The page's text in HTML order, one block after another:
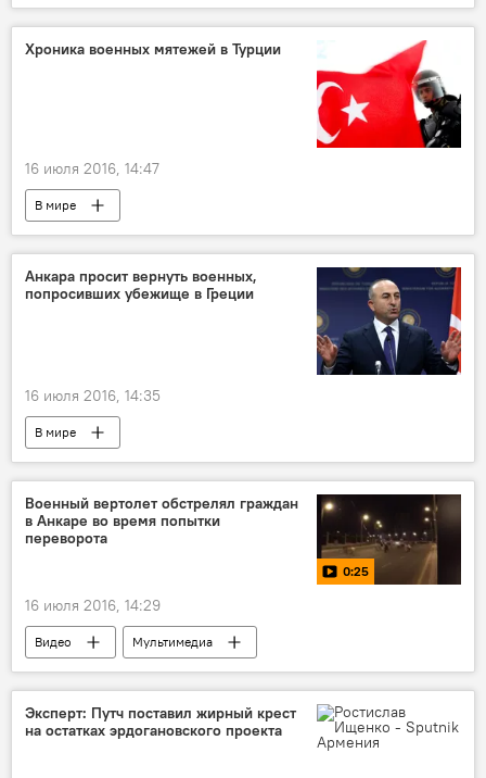
Попытка военного переворота в Турции
Хроника военных мятежей в Турции
16 июля 2016, 14:47
В мире
Попытка военного переворота в Турции
Анкара просит вернуть военных,
попросивших убежище в Греции
16 июля 2016, 14:35
В мире
Попытка военного переворота в Турции
Военный вертолет обстрелял граждан
в Анкаре во время попытки
переворота
0:25
16 июля 2016, 14:29
Видео
Мультимедиа
Попытка военного переворота в Турции
Эксперт: Путч поставил жирный крест
на остатках эрдогановского проекта